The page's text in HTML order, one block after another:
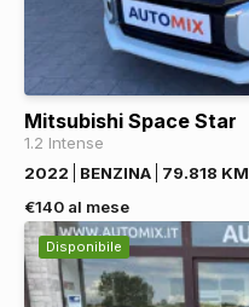
Mitsubishi Space Star
1.2 Intense
2022
BENZINA 79.818 KM
€140 al mese
Disponibile